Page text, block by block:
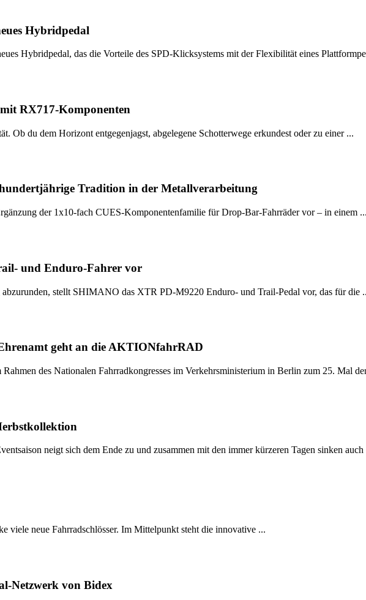
Hybridpedal
Hybridpedal, das die Vorteile des SPD-Klicksystems mit der Flexibilität eines
RX717-Komponenten
Ob du dem Horizont entgegenjagst, abgelegene Schotterwege erkundest oder zu einer ...
Tradition in der Metallverarbeitung
der 1x10-fach CUES-Komponentenfamilie für Drop-Bar-Fahrräder vor – in einem ...
und Enduro-Fahrer vor
stellt SHIMANO das XTR PD-M9220 Enduro- und Trail-Pedal vor, das für die
geht an die AKTIONfahrRAD
des Nationalen Fahrradkongresses im Verkehrsministerium in Berlin zum 25. Mal
neigt sich dem Ende zu und zusammen mit den immer kürzeren Tagen sinken auch
viele neue Fahrradschlösser. Im Mittelpunkt steht die innovative ...
Netzwerk von Bidex